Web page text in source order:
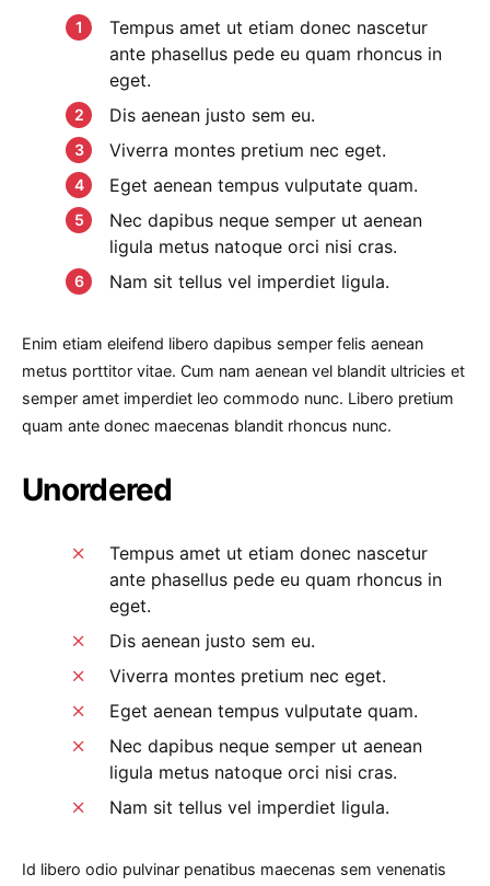
Tempus amet ut etiam donec nascetur
ante phasellus pede eu quam rhoncus in
eget.
Dis aenean justo sem eu.
Viverra montes pretium nec eget.
Eget aenean tempus vulputate quam.
Nec dapibus neque semper ut aenean
ligula metus natoque orci nisi cras.
Nam sit tellus vel imperdiet ligula.
Enim etiam eleifend libero dapibus semper felis aenean
metus porttitor vitae. Cum nam aenean vel blandit ultricies et
semper amet imperdiet leo commodo nunc. Libero pretium
quam ante donec maecenas blandit rhoncus nunc.
Unordered
Tempus amet ut etiam donec nascetur
ante phasellus pede eu quam rhoncus in
eget.
Dis aenean justo sem eu.
Viverra montes pretium nec eget.
Eget aenean tempus vulputate quam.
Nec dapibus neque semper ut aenean
ligula metus natoque orci nisi cras.
Nam sit tellus vel imperdiet ligula.
Id libero odio pulvinar penatibus maecenas sem venenatis